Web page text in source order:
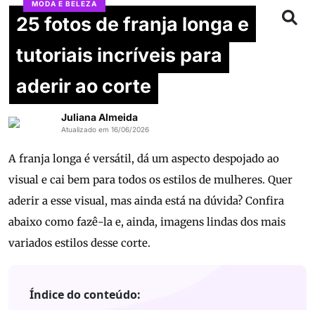
MODA E BELEZA
25 fotos de franja longa e
tutoriais incríveis para
aderir ao corte
Juliana Almeida
Atualizado em 16/06/2026
A franja longa é versátil, dá um aspecto despojado ao
visual e cai bem para todos os estilos de mulheres. Quer
aderir a esse visual, mas ainda está na dúvida? Confira
abaixo como fazê-la e, ainda, imagens lindas dos mais
variados estilos desse corte.
Índice do conteúdo: